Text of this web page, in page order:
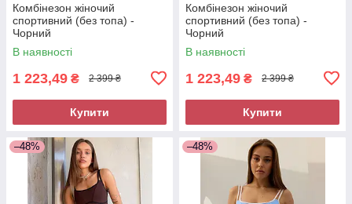
Комбінезон жіночий
спортивний (без топа) -
Чорний
В наявності
1 223,49 ₴ 2 399 ₴
Купити
Комбінезон жіночий
спортивний (без топа) -
Чорний
В наявності
1 223,49 ₴ 2 399 ₴
Купити
–48% –48%